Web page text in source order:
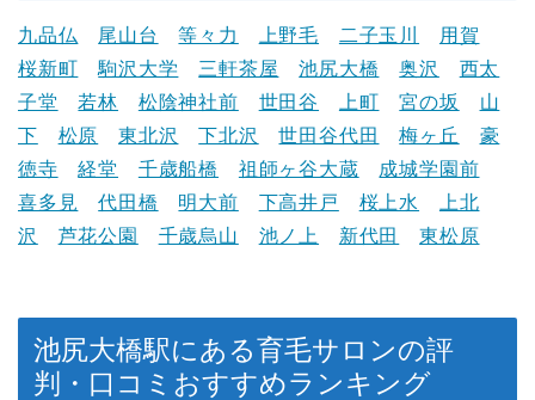
九品仏 尾山台 等々力 上野毛 二子玉川
用賀
桜新町
駒沢大学 三軒茶屋 池尻大橋 奥沢
西太
子堂
若林 松陰神社前 世田谷 上町 宮の坂
山
下
松原 東北沢 下北沢 世田谷代田 梅ヶ丘
豪
徳寺
経堂 千歳船橋 祖師ヶ谷大蔵
成城学園前
喜多見
代田橋 明大前 下高井戸 桜上水
上北
沢
芦花公園 千歳烏山 池ノ上 新代田 東松原
池尻大橋駅にある育毛サロンの評
判・口コミおすすめラ ンキング